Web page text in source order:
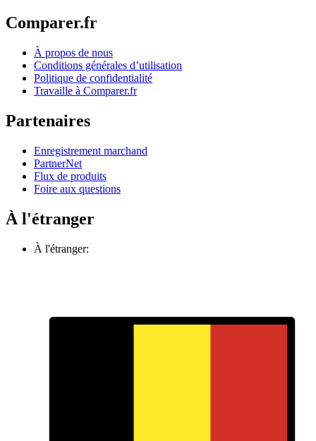
Comparer.fr
À propos de nous
Conditions générales d’utilisation
Politique de confidentialité
Travaille à Comparer.fr
Partenaires
Enregistrement marchand
PartnerNet
Flux de produits
Foire aux questions
À l'étranger
À l'étranger: